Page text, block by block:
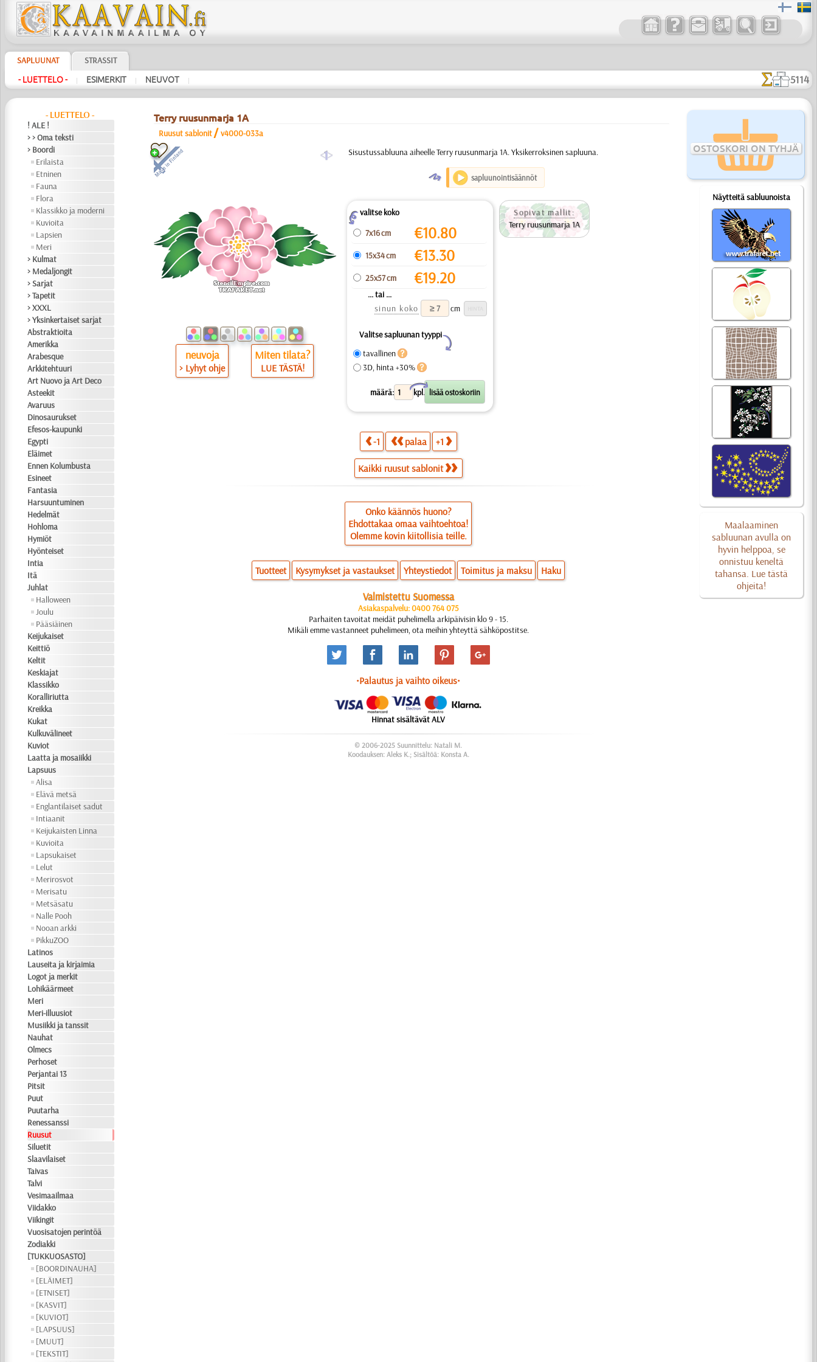
SAPLUUNAT STRASSIT
- LUETTELO - | ESIMERKIT | NEUVOT | 5114
- LUETTELO -
! ALE !
> > Oma teksti
> Boordi
Erilaista
Etninen
Fauna
Flora
Klassikko ja moderni
Kuvioita
Lapsien
Meri
> Kulmat
> Medaljongit
> Sarjat
> Tapetit
> XXXL
> Yksinkertaiset sarjat
Abstraktioita
Amerikka
Arabesque
Arkkitehtuuri
Art Nuovo ja Art Deco
Asteekit
Avaruus
Dinosaurukset
Efesos-kaupunki
Egypti
Eläimet
Ennen Kolumbusta
Esineet
Fantasia
Harsuuntuminen
Hedelmät
Hohloma
Hymiöt
Hyönteiset
Intia
Itä
Juhlat
Halloween
Joulu
Pääsiäinen
Keijukaiset
Keittiö
Keltit
Keskiajat
Klassikko
Koralliriutta
Kreikka
Kukat
Kulkuvälineet
Kuviot
Laatta ja mosaiikki
Lapsuus
Alisa
Elävä metsä
Englantilaiset sadut
Intiaanit
Keijukaisten Linna
Kuvioita
Lapsukaiset
Lelut
Merirosvot
Merisatu
Metsäsatu
Nalle Pooh
Nooan arkki
PikkuZOO
Latinos
Lauseita ja kirjaimia
Logot ja merkit
Lohikäärmeet
Meri
Meri-illuusiot
Musiikki ja tanssit
Nauhat
Olmecs
Perhoset
Perjantai 13
Pitsit
Puut
Puutarha
Renessanssi
Ruusut
Siluetit
Slaavilaiset
Taivas
Talvi
Vesimaailmaa
Viidakko
Viikingit
Vuosisatojen perintöä
Zodiakki
[TUKKUOSASTO]
[BOORDINAUHA]
[ELÄIMET]
[ETNISET]
[KASVIT]
[KUVIOT]
[LAPSUUS]
[MUUT]
[TEKSTIT]
OSTOSKORI ON TYHJÄ
Näytteitä sabluunoista
Maalaaminen
sabluunan avulla on
hyvin helppoa, se
onnistuu keneltä
tahansa. Lue tästä
ohjeita!
Terry ruusunmarja 1A
Ruusut sablonit /v4000-033a
a
neuvoja
> Lyhyt ohje
Miten tilata?
LUE TÄSTÄ!
Sisustussabluuna aiheelle Terry ruusunmarja 1A. Yksikerroksinen sapluuna.
O sapluunointisäännöt
Zvalitse koko
7x16 cm
€10.80
15x34 cm €13.30
25x57 cm €19.20
... tai ...
sinun koko
cm
Valitse sapluunan tyyppi
Y
tavallinen
3D, hinta +30%
määrä: kpl.
X
Sopivat mallit:
Terry ruusunmarja 1A
-1 palaa +1
Kaikki ruusut sablonit
Onko käännös huono?
Ehdottakaa omaa vaihtoehtoa!
Olemme kovin kiitollisia teille.
Tuotteet Kysymykset ja vastaukset Yhteystiedot Toimitus ja maksu Haku
Valmistettu Suomessa
Asiakaspalvelu: 0400 764 075
Parhaiten tavoitat meidät puhelimella arkipäivisin klo 9 - 15.
Mikäli emme vastanneet puhelimeen, ota meihin yhteyttä sähköpostitse.
•Palautus ja vaihto oikeus•
Hinnat sisältävät ALV
© 2006-2025 Suunnittelu: Natali M.
Koodauksen: Aleks K.; Sisältöä: Konsta A.